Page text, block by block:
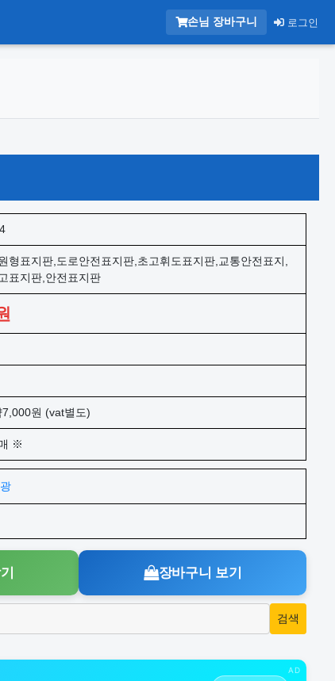
손님 장바구니 로그인
형표지판,도로안전표지판,초고휘도표지판,교통안전표지,
표지판,안전표지판
원 (vat별도)
※
장바구니 보기
AD